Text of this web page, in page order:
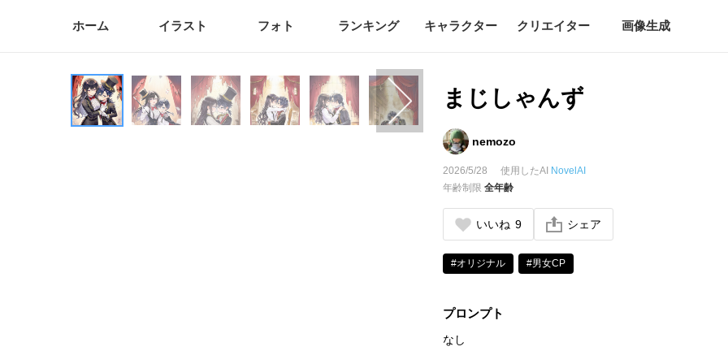
ホーム イラスト フォト ランキング キャラクター クリエイター 画像生成
まじしゃんず
nemozo
2026/5/28 使用したAI NovelAI
年齢制限全年齢
いいね 9 シェア
#オリジナル #男女CP
プロンプト
なし